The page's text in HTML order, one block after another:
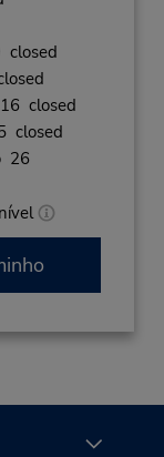
closed
closed
26